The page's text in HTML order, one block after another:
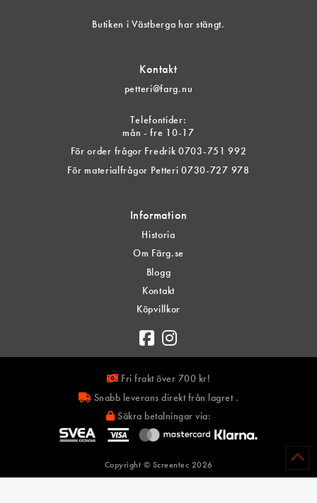
Butiken i Västberga har stängt.
Kontakt
petteri@farg.nu
Telefontider:
mån - fre 10-17
För order frågor Fredrik 0703-751 992
För materialfrågor Petteri 0730-727 978
Information
Historia
Om Färg.se
Blogg
Kontakt
Köpvillkor
Fri frakt över 700 kr!
Snabb leverans direkt från lagret .
Säkra betalningar via:
Copyright © Screentec 2026